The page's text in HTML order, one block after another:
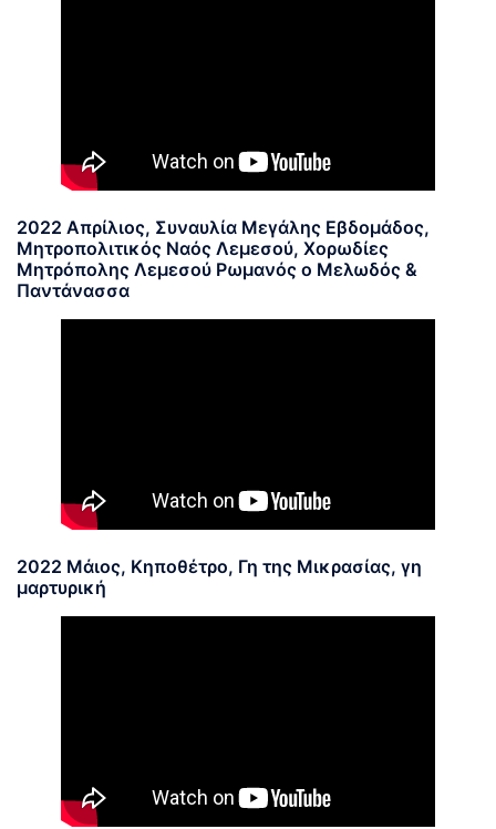
2022 Απρίλιος, Συναυλία Μεγάλης Εβδομάδος,
Μητροπολιτικός Ναός Λεμεσού, Χορωδίες
Μητρόπολης Λεμεσού Ρωμανός ο Μελωδός &
Παντάνασσα
2022 Μάιος, Κηποθέτρο, Γη της Μικρασίας, γη
μαρτυρική